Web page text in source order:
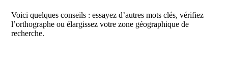
Voici quelques conseils : essayez d’autres mots clés, vérifiez
l’orthographe ou élargissez votre zone géographique de
recherche.